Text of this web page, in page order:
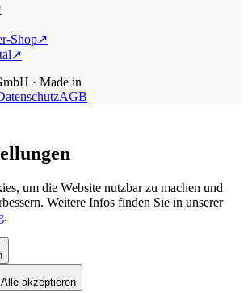
Shop↗
↗
· Made in
AGB
um die Website nutzbar zu machen und
Weitere Infos finden Sie in unserer
.
Alle akzeptieren